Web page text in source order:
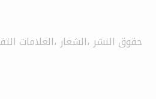
حقوق النشر ،الشعار ،العلامات